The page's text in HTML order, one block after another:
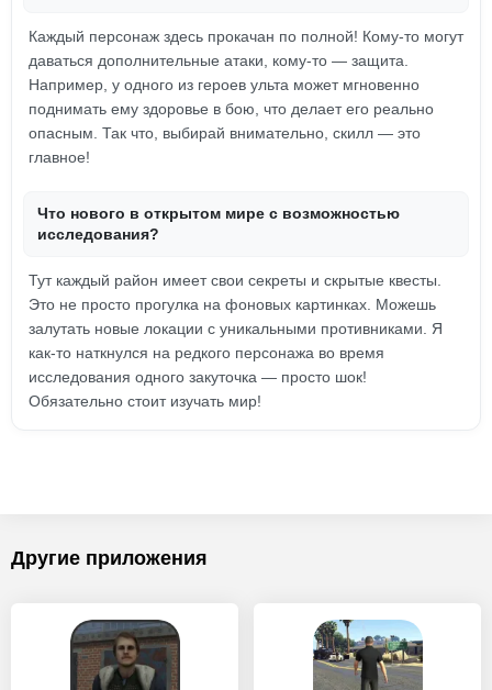
Каждый персонаж здесь прокачан по полной! Кому-то могут
даваться дополнительные атаки, кому-то — защита.
Например, у одного из героев ульта может мгновенно
поднимать ему здоровье в бою, что делает его реально
опасным. Так что, выбирай внимательно, скилл — это
главное!
Что нового в открытом мире с возможностью
исследования?
Тут каждый район имеет свои секреты и скрытые квесты.
Это не просто прогулка на фоновых картинках. Можешь
залутать новые локации с уникальными противниками. Я
как-то наткнулся на редкого персонажа во время
исследования одного закуточка — просто шок!
Обязательно стоит изучать мир!
Другие приложения